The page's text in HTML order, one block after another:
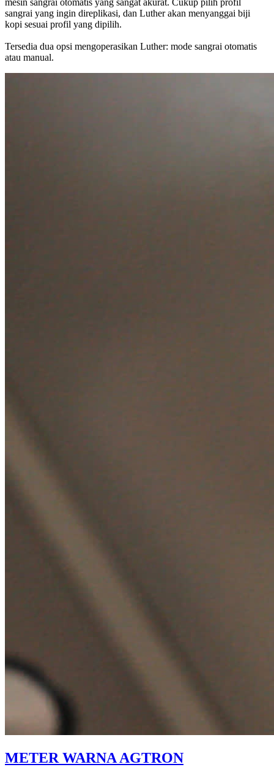
mesin sangrai otomatis yang sangat akurat. Cukup pilih profil
sangrai yang ingin direplikasi, dan Luther akan menyanggai biji
kopi sesuai profil yang dipilih.
Tersedia dua opsi mengoperasikan Luther: mode sangrai otomatis
atau manual.
METER WARNA AGTRON